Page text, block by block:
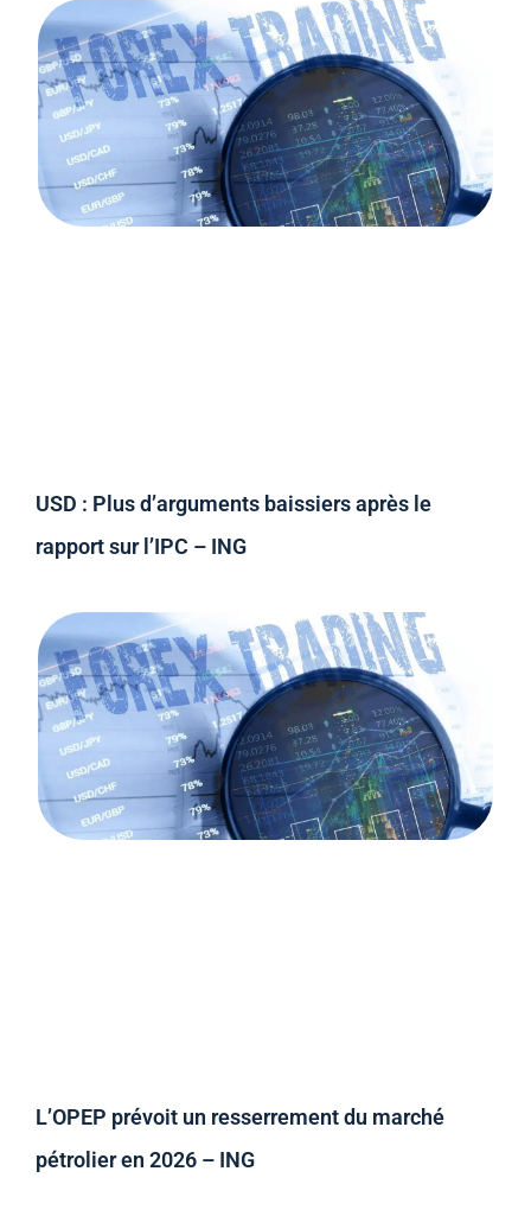
USD : Plus d’arguments baissiers après le
rapport sur l’IPC – ING
L’OPEP prévoit un resserrement du marché
pétrolier en 2026 – ING